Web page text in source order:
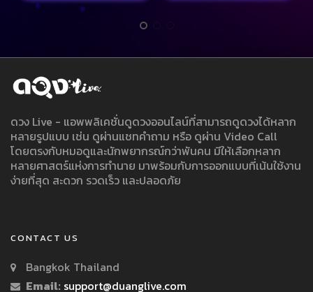
ดวง Live - แอพพลิเคชั่นดูดวงออนไลน์ที่สามารถดูดวงได้หลาก
หลายรูปแบบ เช่น ดูผ่านแชทคำถาม หรือ ดูผ่าน Video Call
โดยตรงกับหมอดูและนักพยากรณ์กว่าพันคน มีให้เลือกหลาก
หลายศาสตร์แห่งการทำนาย มาพร้อมกับการออกแบบที่เน้นใช้งาน
ง่ายที่สุด สะดวก รวดเร็ว และปลอดภัย
CONTACT US
Bangkok Thailand
Email: support@duanglive.com